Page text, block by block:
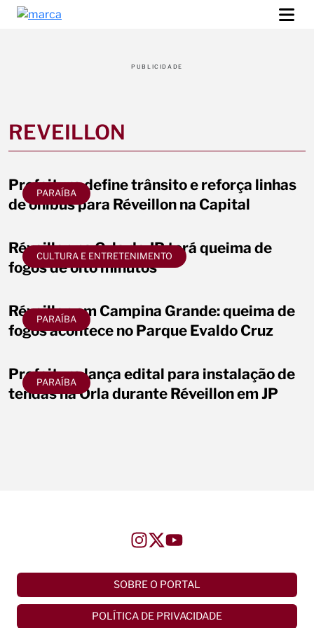
PUBLICIDADE
REVEILLON
PARAÍBA
Prefeitura define trânsito e reforça linhas
de ônibus para Réveillon na Capital
CULTURA E ENTRETENIMENTO
Réveillon na Orla de JP terá queima de
fogos de oito minutos
PARAÍBA
Réveillon em Campina Grande: queima de
fogos acontece no Parque Evaldo Cruz
PARAÍBA
Prefeitura lança edital para instalação de
tendas na Orla durante Réveillon em JP
SOBRE O PORTAL
POLÍTICA DE PRIVACIDADE